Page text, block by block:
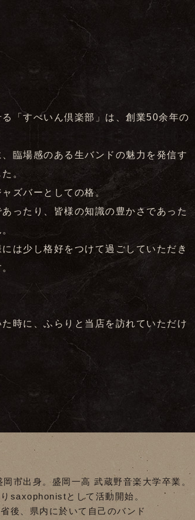
「すぺいん倶楽部」は、創業50余年の
臨場感のある生バンドの魅力を発信す
。
ズバーとしての格。
ったり、皆様の知識の豊かさであった
は少し格好をつけて過ごしていただき
時に、ふらりと当店を訪れていただけ
岡市出身。盛岡一高 武蔵野音楽大学卒業。
saxophonistとして活動開始。
後、県内に於いて自己のバンド